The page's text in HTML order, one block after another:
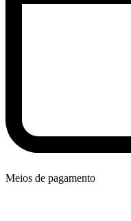
Meios de pagamento